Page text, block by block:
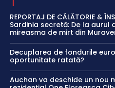
REPORTAJ DE CĂLĂTORIE &
Sardinia secretă: De la aurul
mireasma de mirt din
Decuplarea de fondurile
oportunitate ratată?
Auchan va deschide un nou